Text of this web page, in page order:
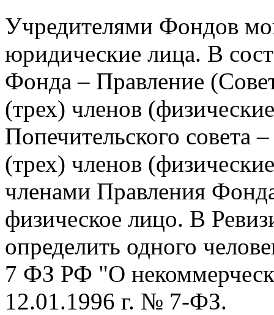
Учредителями Фондов
юридические лица. В
Фонда – Правление
(трех) членов
Попечительского совета
(трех) членов
членами Правления
физическое лицо. В
определить одного
7 ФЗ РФ "О
12.01.1996 г. № 7-ФЗ.